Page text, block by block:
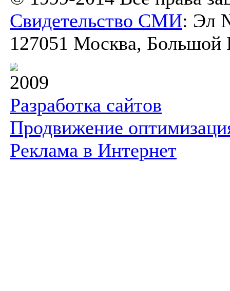
Свидетельство СМИ: Эл
127051 Москва, Большой
2009
Разработка сайтов
Продвижение
Реклама в Интернет